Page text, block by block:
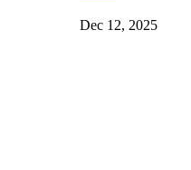
Dec 12, 2025